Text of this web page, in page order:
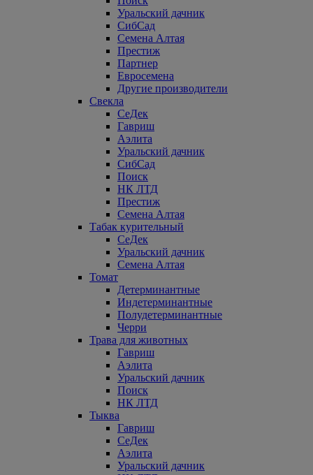
Уральский дачник
СибСад
Семена Алтая
Престиж
Партнер
Евросемена
Другие производители
Свекла
СеДек
Гавриш
Аэлита
Уральский дачник
СибСад
Поиск
НК ЛТД
Престиж
Семена Алтая
Табак курительный
СеДек
Уральский дачник
Семена Алтая
Томат
Детерминантные
Индетерминантные
Полудетерминантные
Черри
Трава для животных
Гавриш
Аэлита
Уральский дачник
Поиск
НК ЛТД
Тыква
Гавриш
СеДек
Аэлита
Уральский дачник